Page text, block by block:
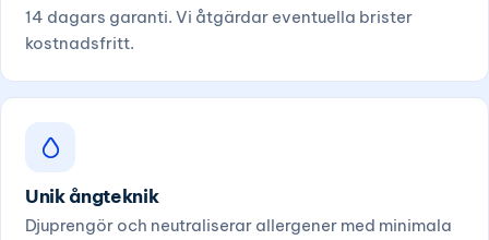
14 dagars garanti. Vi åtgärdar eventuella brister
kostnadsfritt.
Unik ångteknik
Djuprengör och neutraliserar allergener med minimala